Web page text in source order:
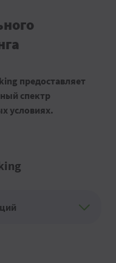
предоставляет
спектр
условиях.